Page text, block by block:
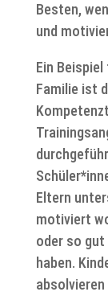
Besten,
und
Ein
Familie ist
Eltern
motiviert
oder so gut
haben.